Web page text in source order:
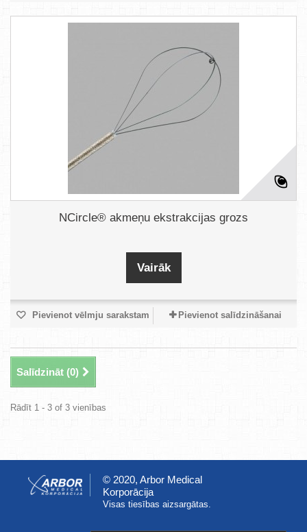
NCircle® akmeņu ekstrakcijas grozs
Vairāk
Pievienot vēlmju sarakstam Pievienot salīdzināšanai
Salīdzināt (0)
Rādīt 1 - 3 of 3 vienības
© 2020, Arbor Medical
Korporācija
Visas tiesības aizsargātas.